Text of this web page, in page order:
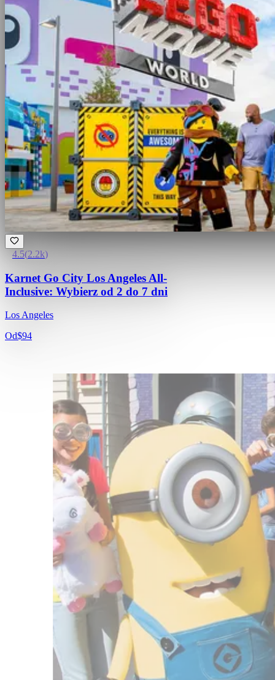
4.5(2.2k)
Karnet Go City Los Angeles All-
Inclusive: Wybierz od 2 do 7 dni
Los Angeles
Od$94